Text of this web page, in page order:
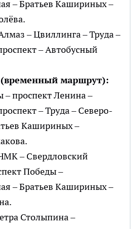
– Братьев Кашириных –
– Цвиллинга – Труда –
– Автобусный
маршрут):
проспект Ленина –
– Труда – Северо-
Кашириных –
– Свердловский
Победы –
– Братьев Кашириных –
Столыпина –